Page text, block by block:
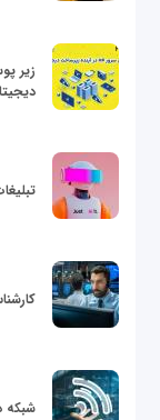
شبکه